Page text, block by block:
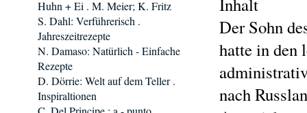
Der Sohn
hatte in den
nach
Huhn + Ei . M. Meier; K. Fritz
S. Dahl: Verführerisch .
Jahreszeitrezepte
N. Damaso: Natürlich - Einfache
Rezepte
D. Dörrie: Welt auf dem Teller .
Inspiraltionen